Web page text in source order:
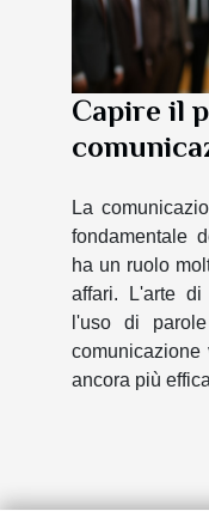
Capire il
La
fondamentale
ha un ruolo
affari. L'arte di
l'uso di
ancora più